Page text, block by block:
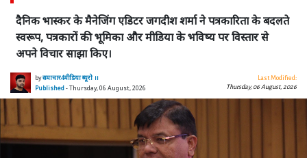
दैनिक भास्कर के मैनेजिंग एडिटर जगदीश शर्मा ने पत्रकारिता के बदलते
स्वरूप, पत्रकारों की भूमिका और मीडिया के भविष्य पर विस्तार से
अपने विचार साझा किए।
byसमाचार4मीडिया ब्यूरो ।।
Published - Thursday, 06 August, 2026
Last Modified:
Thursday, 06 August, 2026